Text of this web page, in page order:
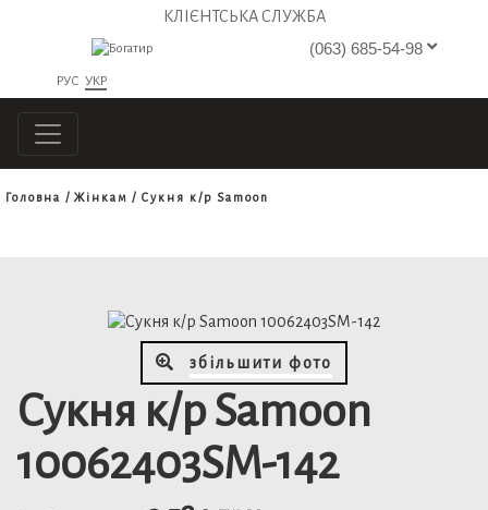
КЛІЄНТСЬКА СЛУЖБА
(063) 685-54-98
РУС УКР
Головна Жінкам Сукня к/р Samoon
збільшити фото
Сукня к/р Samoon
10062403SM-142